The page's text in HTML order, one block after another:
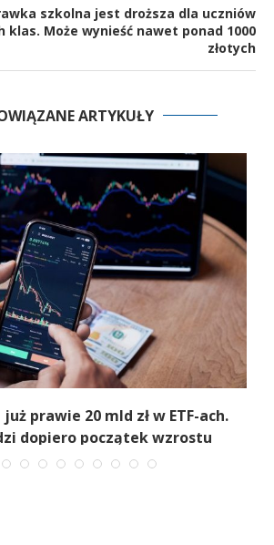
szkolna jest droższa dla uczniów
klas. Może wynieść nawet ponad 1000
złotych
ARTYKUŁY
prawie 20 mld zł w ETF-ach.
dopiero początek wzrostu